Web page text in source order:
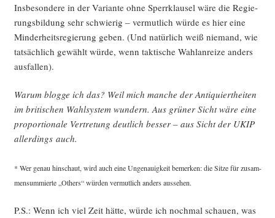
Ins­be­son­de­re in der Vari­an­te ohne Sperr­klau­sel wäre die Regie­
rungs­bil­dung sehr schwie­rig – ver­mut­lich wür­de es hier eine
Min­der­heits­re­gie­rung geben. (Und natür­lich weiß nie­mand, wie
tat­säch­lich gewählt wür­de, wenn tak­ti­sche Wahl­an­rei­ze anders
ausfallen).
War­um blog­ge ich das? Weil mich man­che der Anti­quiert­hei­ten
im bri­ti­schen Wahl­sys­tem wun­dern. Aus grü­ner Sicht wäre eine
pro­por­tio­na­le Ver­tre­tung deut­lich bes­ser – aus Sicht der UKIP
aller­dings auch.
* Wer genau hin­schaut, wird auch eine Unge­nau­ig­keit bemer­ken: die Sit­ze für zusam­
men­sum­mier­te „Others“ wür­den ver­mut­lich anders aussehen.
P.S.: Wenn ich viel Zeit hät­te, wür­de ich noch­mal schau­en, was